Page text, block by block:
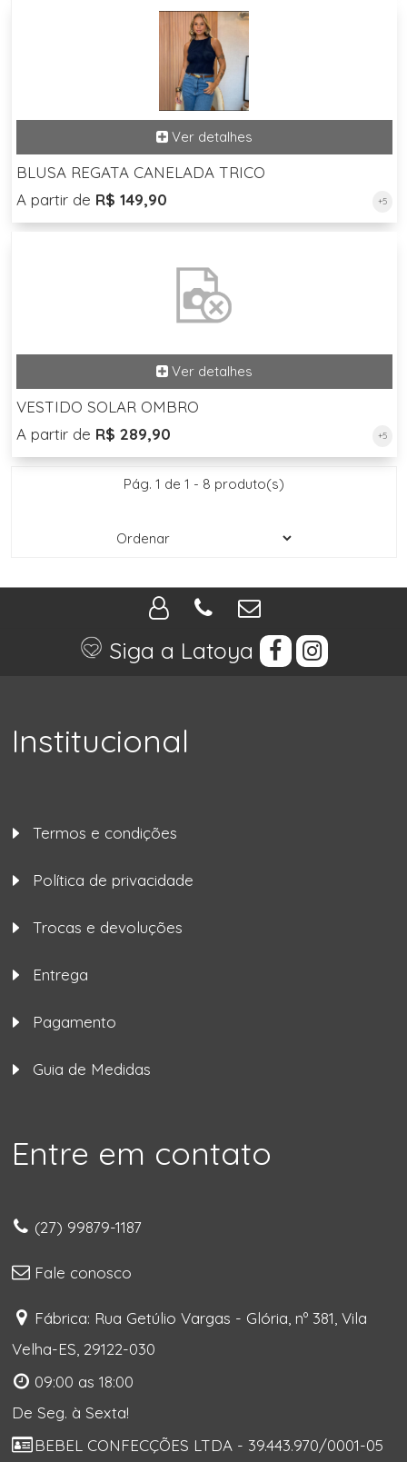
BLUSA REGATA CANELADA TRICO
A partir de R$ 149,90 +5
VESTIDO SOLAR OMBRO
A partir de R$ 289,90 +5
Pág. 1 de 1 - 8 produto(s)
Siga a Latoya
Institucional
Termos e condições
Política de privacidade
Trocas e devoluções
Entrega
Pagamento
Guia de Medidas
Entre em contato
(27) 99879-1187
Fale conosco
Fábrica: Rua Getúlio Vargas - Glória, nº 381, Vila
Velha-ES, 29122-030
09:00 as 18:00
De Seg. à Sexta!
BEBEL CONFECÇÕES LTDA - 39.443.970/0001-05